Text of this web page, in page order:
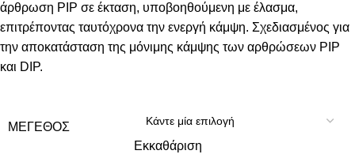
άρθρωση PIP σε έκταση, υποβοηθούμενη με έλασμα,
επιτρέποντας ταυτόχρονα την ενεργή κάμψη. Σχεδιασμένος για
την αποκατάσταση της μόνιμης κάμψης των αρθρώσεων PIP
και DIP.
ΜΈΓΕΘΟΣ
Εκκαθάριση